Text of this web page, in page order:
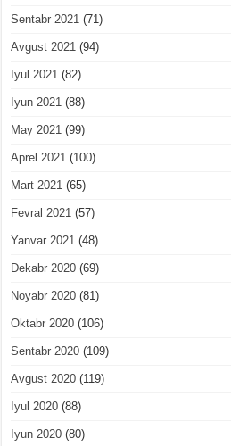
Sentabr 2021 (71)
Avgust 2021 (94)
Iyul 2021 (82)
Iyun 2021 (88)
May 2021 (99)
Aprel 2021 (100)
Mart 2021 (65)
Fevral 2021 (57)
Yanvar 2021 (48)
Dekabr 2020 (69)
Noyabr 2020 (81)
Oktabr 2020 (106)
Sentabr 2020 (109)
Avgust 2020 (119)
Iyul 2020 (88)
Iyun 2020 (80)